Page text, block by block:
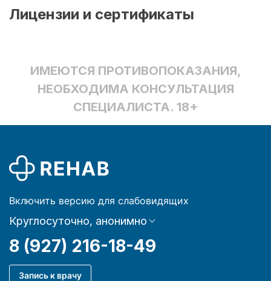
Лицензии и сертификаты
ИМЕЮТСЯ ПРОТИВОПОКАЗАНИЯ,
НЕОБХОДИМА КОНСУЛЬТАЦИЯ
СПЕЦИАЛИСТА. 18+
Включить версию для слабовидящих
Круглосуточно, анонимно
8 (927) 216-18-49
Запись к врачу